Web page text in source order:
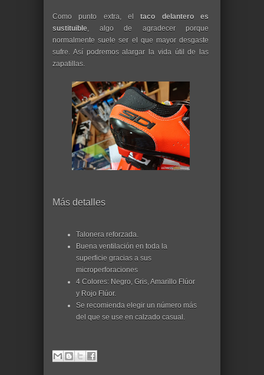
Como punto extra, eltaco delantero es
sustituible , algo de agradecer porque
normalmente suele ser el que mayor desgaste
sufre. Así podremos alargar la vida útil de las
zapatillas.
Más detalles
Talonera reforzada.
Buena ventilación en toda la
superficie gracias a sus
microperforaciones
4 Colores: Negro, Gris, Amarillo Flúor
y Rojo Flúor.
Se recomienda elegir un número más
del que se use en calzado casual.